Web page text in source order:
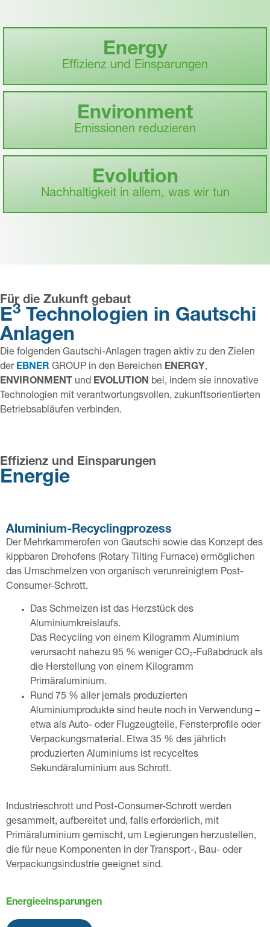
Energy
Effizienz und Einsparungen
Environment
Emissionen reduzieren
Evolution
Nachhaltigkeit in allem, was wir tun
Für die Zukunft gebaut
E3 Technologien in Gautschi
Anlagen
Die folgenden Gautschi-Anlagen tragen aktiv zu den Zielen
der EBNER GROUP in den Bereichen ENERGY,
ENVIRONMENT und EVOLUTION bei, indem sie innovative
Technologien mit verantwortungsvollen, zukunftsorientierten
Betriebsabläufen verbinden.
Effizienz und Einsparungen
Energie
Aluminium-Recyclingprozess
Der Mehrkammerofen von Gautschi sowie das Konzept des
kippbaren Drehofens (Rotary Tilting Furnace) ermöglichen
das Umschmelzen von organisch verunreinigtem Post-
Consumer-Schrott.
Das Schmelzen ist das Herzstück des
Aluminiumkreislaufs.
Das Recycling von einem Kilogramm Aluminium
verursacht nahezu 95 % weniger CO₂-Fußabdruck als
die Herstellung von einem Kilogramm
Primäraluminium.
Rund 75 % aller jemals produzierten
Aluminiumprodukte sind heute noch in Verwendung –
etwa als Auto- oder Flugzeugteile, Fensterprofile oder
Verpackungsmaterial. Etwa 35 % des jährlich
produzierten Aluminiums ist recyceltes
Sekundäraluminium aus Schrott.
Industrieschrott und Post-Consumer-Schrott werden
gesammelt, aufbereitet und, falls erforderlich, mit
Primäraluminium gemischt, um Legierungen herzustellen,
die für neue Komponenten in der Transport-, Bau- oder
Verpackungsindustrie geeignet sind.
Energieeinsparungen